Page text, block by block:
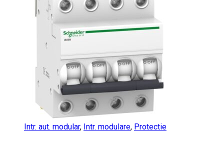
Intr. aut. modular, Intr. modulare, Protectie